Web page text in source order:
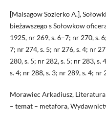
[Malsagow Sozierko A.],
bieżawszego s Sołowkow
1925, nr 269, s. 6–7; nr 270, s.
7; nr 274, s. 5; nr 276, s. 4; nr
280, s. 5; nr 282, s. 5; nr 283, s.
s. 4; nr 288, s. 3; nr 289, s. 4; nr
Morawiec Arkadiusz,
– temat – metafora,